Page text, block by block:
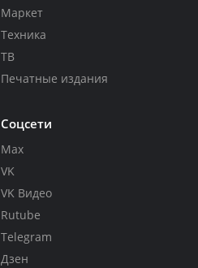
Маркет
Техника
ТВ
Печатные издания
Соцсети
Max
VK
VK Видео
Rutube
Telegram
Дзен